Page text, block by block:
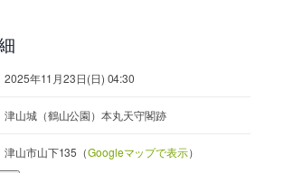
2025年11月23日(日) 04:30
津山城（鶴山公園）本丸天守閣跡
津山市山下135（Googleマップで表示）